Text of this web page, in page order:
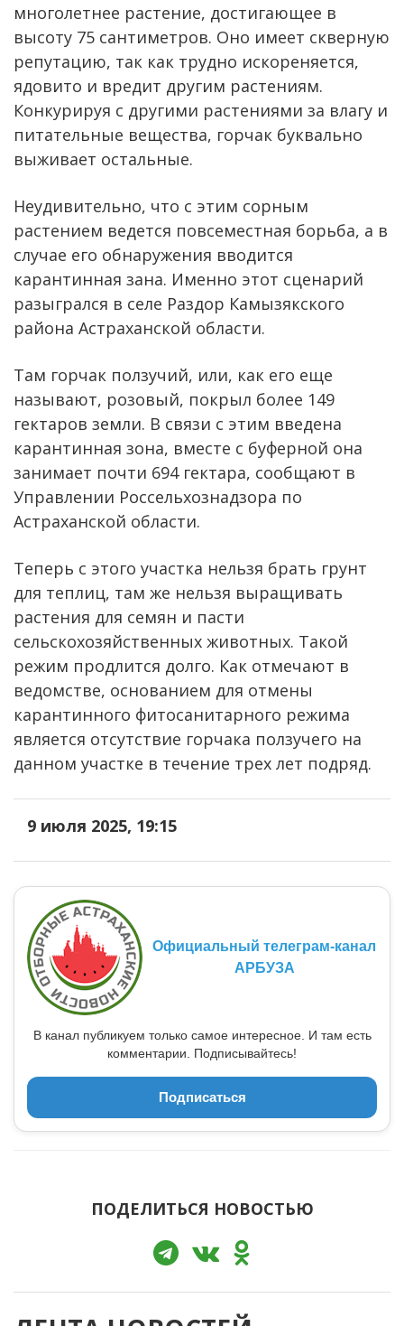
многолетнее растение, достигающее в
высоту 75 сантиметров. Оно имеет скверную
репутацию, так как трудно искореняется,
ядовито и вредит другим растениям.
Конкурируя с другими растениями за влагу и
питательные вещества, горчак буквально
выживает остальные.
Неудивительно, что с этим сорным
растением ведется повсеместная борьба, а в
случае его обнаружения вводится
карантинная зана. Именно этот сценарий
разыгрался в селе Раздор Камызякского
района Астраханской области.
Там горчак ползучий, или, как его еще
называют, розовый, покрыл более 149
гектаров земли. В связи с этим введена
карантинная зона, вместе с буферной она
занимает почти 694 гектара, сообщают в
Управлении Россельхознадзора по
Астраханской области.
Теперь с этого участка нельзя брать грунт
для теплиц, там же нельзя выращивать
растения для семян и пасти
сельскохозяйственных животных. Такой
режим продлится долго. Как отмечают в
ведомстве, основанием для отмены
карантинного фитосанитарного режима
является отсутствие горчака ползучего на
данном участке в течение трех лет подряд.
9 июля 2025, 19:15
Официальный телеграм-канал
АРБУЗА
В канал публикуем только самое интересное. И там есть
комментарии. Подписывайтесь!
Подписаться
ПОДЕЛИТЬСЯ НОВОСТЬЮ